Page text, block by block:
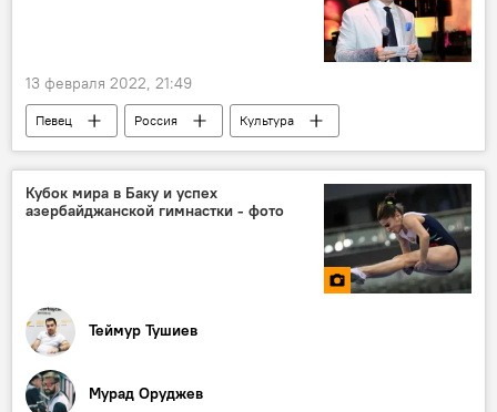
13 февраля 2022, 21:49
Певец Россия
Культура
шоу
Андрей Малахов
Кубок мира в Баку и успех
азербайджанской гимнастки - фото
Теймур Тушиев
Мурад Оруджев